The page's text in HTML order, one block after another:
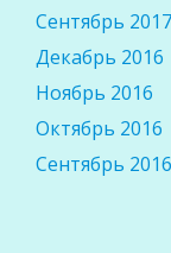
Сентябрь 2017
Декабрь 2016
Ноябрь 2016
Октябрь 2016
Сентябрь 2016